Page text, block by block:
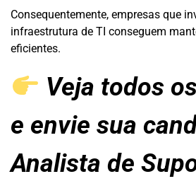
Consequentemente, empresas que
infraestrutura de TI conseguem
eficientes.
Veja todos
e envie sua
Analista de